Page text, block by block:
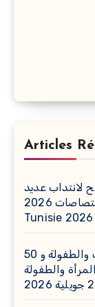
Articles
لانتداب عديد
الاختصاصات 2026 / Concours BT Banque de
Tunisie 2026
مناظرة انتداب 120 أستاذًا للشباب والطفولة و 50
والطفولة